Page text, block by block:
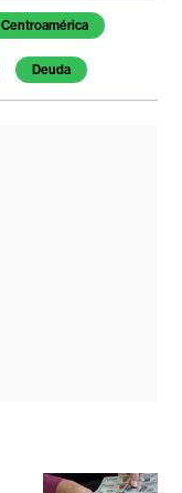
Centroamérica
Deuda